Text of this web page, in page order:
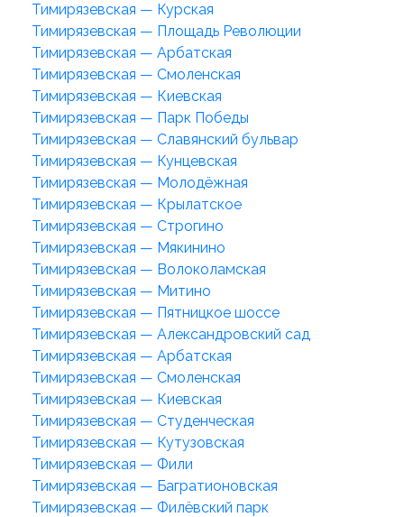
Тимирязевская — Курская
Тимирязевская — Площадь Революции
Тимирязевская — Арбатская
Тимирязевская — Смоленская
Тимирязевская — Киевская
Тимирязевская — Парк Победы
Тимирязевская — Славянский бульвар
Тимирязевская — Кунцевская
Тимирязевская — Молодёжная
Тимирязевская — Крылатское
Тимирязевская — Строгино
Тимирязевская — Мякинино
Тимирязевская — Волоколамская
Тимирязевская — Митино
Тимирязевская — Пятницкое шоссе
Тимирязевская — Александровский сад
Тимирязевская — Арбатская
Тимирязевская — Смоленская
Тимирязевская — Киевская
Тимирязевская — Студенческая
Тимирязевская — Кутузовская
Тимирязевская — Фили
Тимирязевская — Багратионовская
Тимирязевская — Филёвский парк